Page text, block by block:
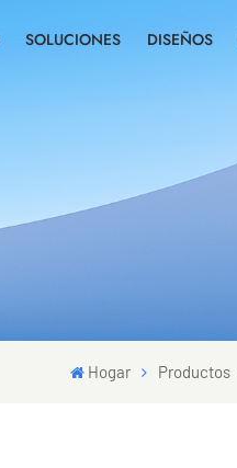
SOLUCIONES DISEÑOS
Hogar Productos